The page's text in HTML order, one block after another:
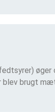
øger
blev brugt